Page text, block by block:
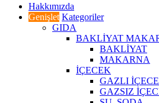
Hakkımızda
Genişlet Kategoriler
GIDA
BAKLİYAT
BAKLİYAT
MAKARNA
İÇECEK
GAZLI
GAZSIZ